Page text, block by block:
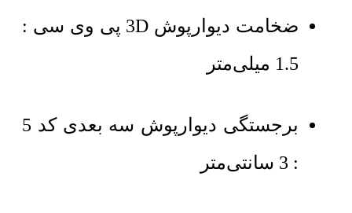
ضخامت دیوارپوش 3D پی وی سی :
1.5 میلی‌متر
برجستگی دیوارپوش سه بعدی کد 5
: 3 سانتی‌متر